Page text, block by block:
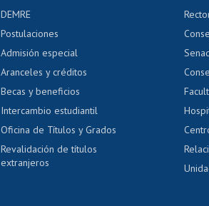
Servicio médico y dental
Pago de arancel y crédito alumnos
Pago de arancel y crédito exalumnos
Certificado de títulos y grados
Mi Uchile Ayuda tecnológica
DEMRE
Postulaciones
Admisión especial
Aranceles y créditos
Becas y beneficios
Intercambio estudiantil
Oficina de Títulos y Grados
Revalidación de títulos
extranjeros